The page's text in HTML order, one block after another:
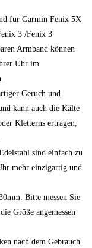
für Garmin Fenix 5X
3 /Fenix 3
Armband können
Uhr im
Geruch und
kann auch die Kälte
Kletterns ertragen,
sind einfach zu
mehr einzigartig und
Bitte messen Sie
Größe angemessen
nach dem Gebrauch